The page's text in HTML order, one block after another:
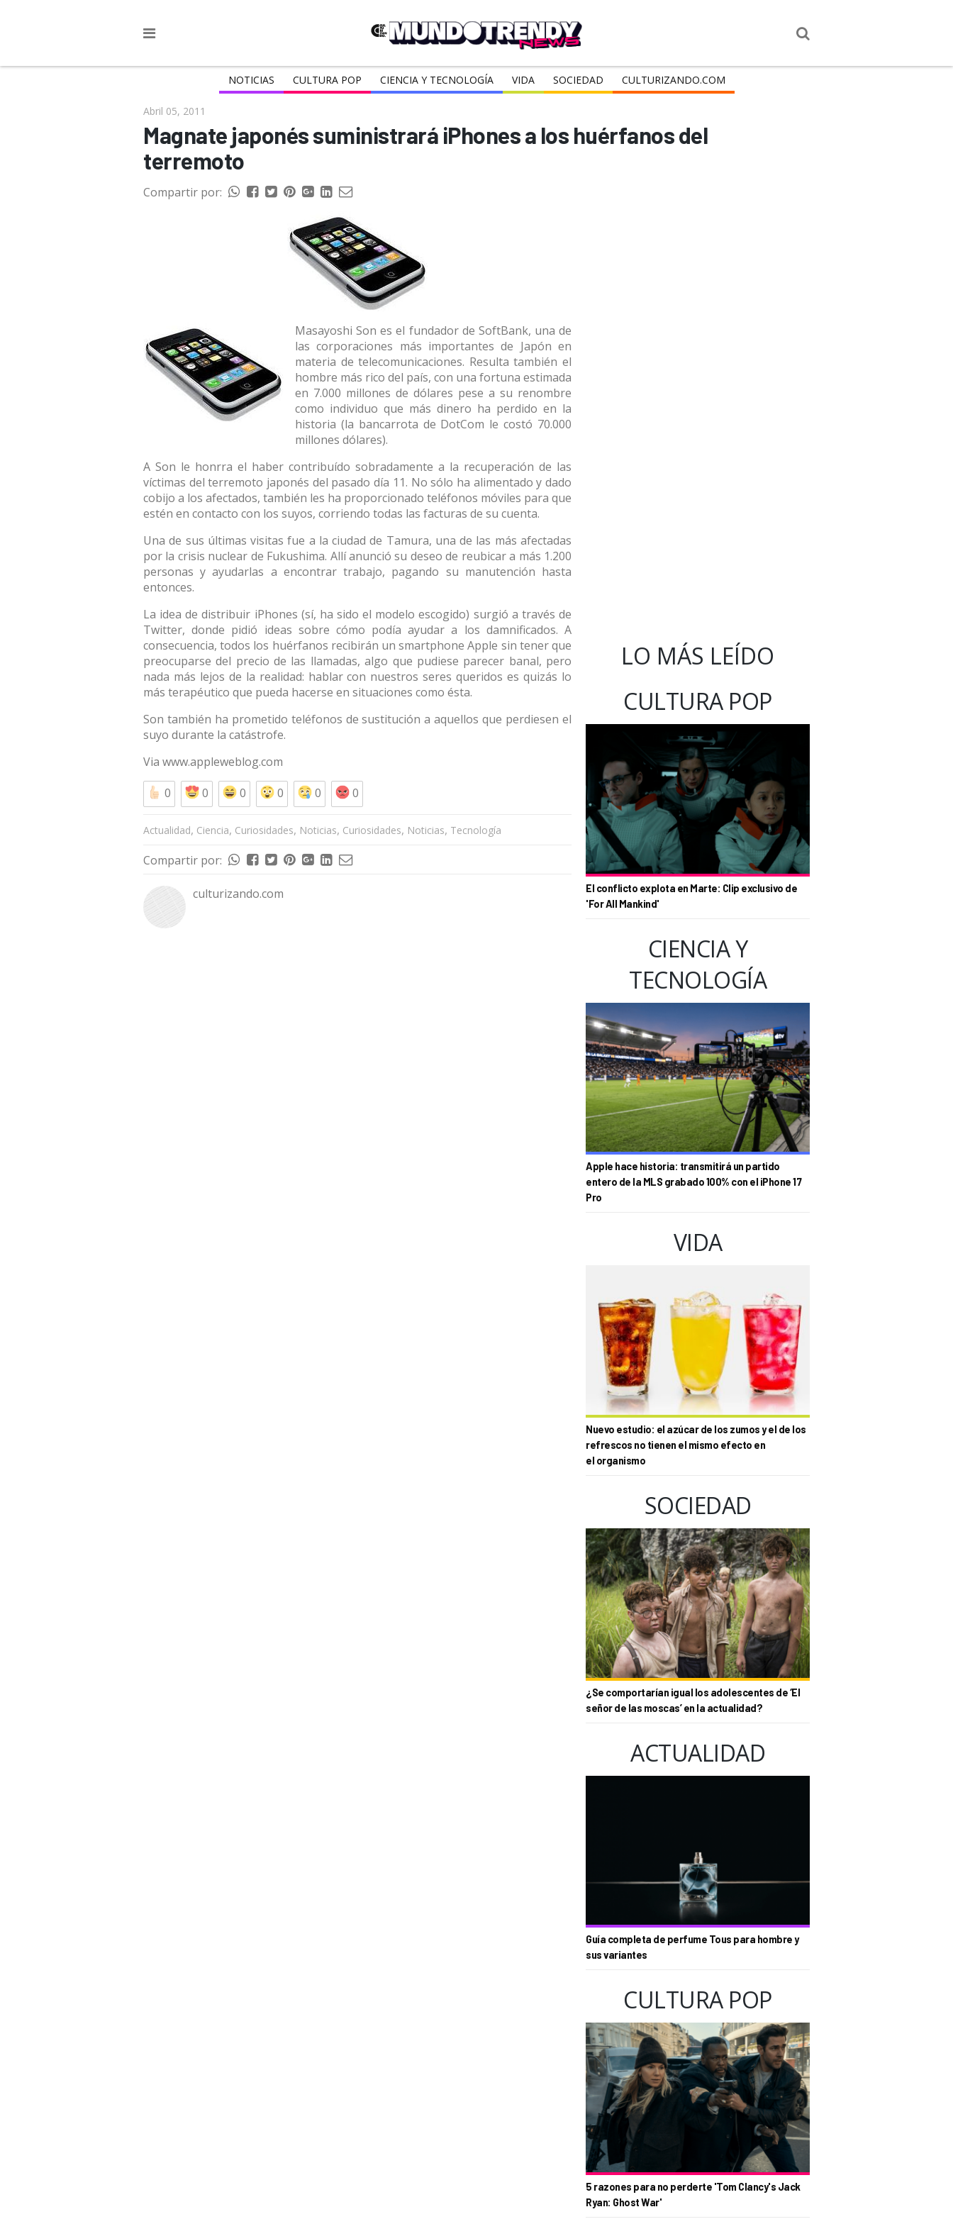
NOTICIAS CULTURA POP CIENCIA Y TECNOLOGÍA VIDA SOCIEDAD CULTURIZANDO.COM
Abril 05, 2011
Magnate japonés suministrará iPhones a los huérfanos del
terremoto
Compartir por:
Masayoshi Son es el fundador de SoftBank, una de
las corporaciones más importantes de Japón en
materia de telecomunicaciones. Resulta también el
hombre más rico del país, con una fortuna estimada
en 7.000 millones de dólares pese a su renombre
como individuo que más dinero ha perdido en la
historia (la bancarrota de DotCom le costó 70.000
millones dólares).
A Son le honrra el haber contribuído sobradamente a la recuperación de las
víctimas del terremoto japonés del pasado día 11. No sólo ha alimentado y dado
cobijo a los afectados, también les ha proporcionado teléfonos móviles para que
estén en contacto con los suyos, corriendo todas las facturas de su cuenta.
Una de sus últimas visitas fue a la ciudad de Tamura, una de las más afectadas
por la crisis nuclear de Fukushima. Allí anunció su deseo de reubicar a más 1.200
personas y ayudarlas a encontrar trabajo, pagando su manutención hasta
entonces.
La idea de distribuir iPhones (sí, ha sido el modelo escogido) surgió a través de
Twitter, donde pidió ideas sobre cómo podía ayudar a los damnificados. A
consecuencia, todos los huérfanos recibirán un smartphone Apple sin tener que
preocuparse del precio de las llamadas, algo que pudiese parecer banal, pero
nada más lejos de la realidad: hablar con nuestros seres queridos es quizás lo
más terapéutico que pueda hacerse en situaciones como ésta.
Son también ha prometido teléfonos de sustitución a aquellos que perdiesen el
suyo durante la catástrofe.
Via www.appleweblog.com
0
0 0 0 0 0
Actualidad, Ciencia, Curiosidades, Noticias, Curiosidades, Noticias, Tecnología
Compartir por:
culturizando.com
LO MÁS LEÍDO
CULTURA POP
El conflicto explota en Marte: Clip exclusivo de
'For All Mankind'
CIENCIA Y
TECNOLOGÍA
Apple hace historia: transmitirá un partido
entero de la MLS grabado 100% con el iPhone 17
Pro
VIDA
Nuevo estudio: el azúcar de los zumos y el de los
refrescos no tienen el mismo efecto en
el organismo
SOCIEDAD
¿Se comportarían igual los adolescentes de ‘El
señor de las moscas’ en la actualidad?
ACTUALIDAD
Guía completa de perfume Tous para hombre y
sus variantes
CULTURA POP
5 razones para no perderte 'Tom Clancy's Jack
Ryan: Ghost War'